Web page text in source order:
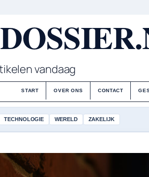
vandaag
START OVER ONS CONTACT
TECHNOLOGIE WERELD ZAKELIJK